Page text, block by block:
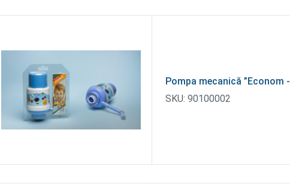
Pompa mecanică ”Econom -
SKU: 90100002